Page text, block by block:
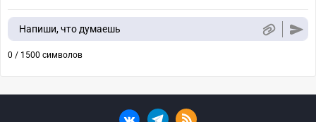
Напиши, что думаешь
0 / 1500 символов